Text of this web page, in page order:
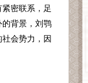
密联系，足
的背景，刘鹗
会势力，因